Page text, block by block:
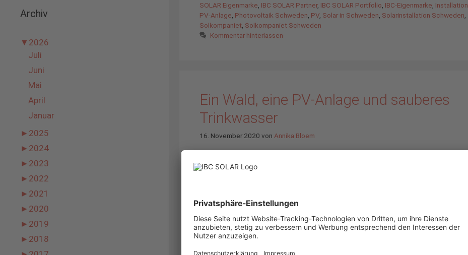
SOLAR Eigenmarke IBC SOLAR Partner, IBC SOLAR Portfolio IBC-Eigenmarke Installation
PV-Anlage Photovoltaik Schweden PV Solar in Schweden Solarinstallation Schweden
Solkompaniet Solkompaniet Schweden
Kommentar hinterlassen
Ein Wald, eine PV-Anlage und sauberes
Trinkwasser
16. November 2020 von Annika Bloem
nur eine der beliebtesten und
Archiv
▼ 2026
Juli
Juni
Mai
April
Januar
► 2025
► 2024
► 2023
► 2022
► 2021
► 2020
► 2019
► 2018